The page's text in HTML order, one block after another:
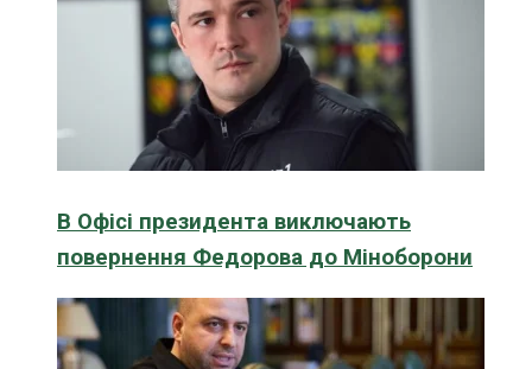
В Офісі президента виключають
повернення Федорова до Міноборони